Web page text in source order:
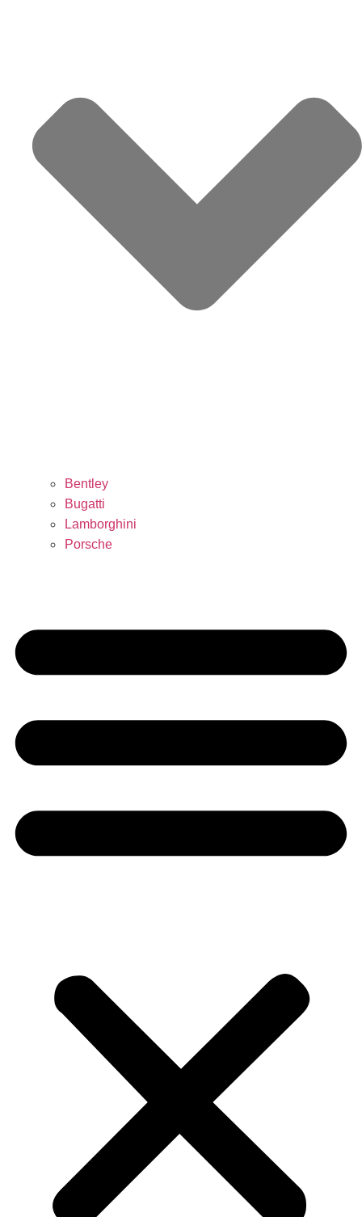
Bentley
Bugatti
Lamborghini
Porsche